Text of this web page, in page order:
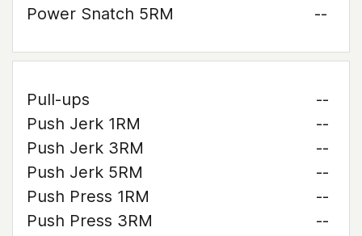
Power Snatch 5RM
--
Pull-ups
--
Push Jerk 1RM
--
Push Jerk 3RM
--
Push Jerk 5RM
--
Push Press 1RM
--
Push Press 3RM
--